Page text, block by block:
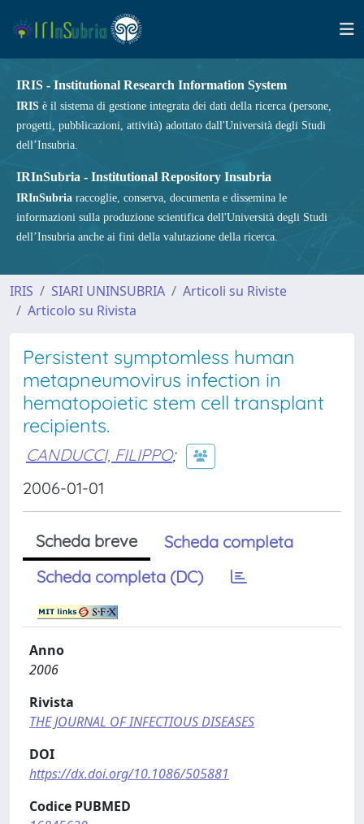
IRIS - Institutional Research Information System
IRIS è il sistema di gestione integrata dei dati della ricerca (persone,
progetti, pubblicazioni, attività) adottato dall'Università degli Studi
dell’Insubria.
IRInSubria - Institutional Repository Insubria
IRInSubria raccoglie, conserva, documenta e dissemina le
informazioni sulla produzione scientifica dell'Università degli Studi
dell’Insubria anche ai fini della valutazione della ricerca.
IRIS SIARI UNINSUBRIA
Articoli su Riviste
Articolo su Rivista
Persistent symptomless human
metapneumovirus infection in
hematopoietic stem cell transplant
recipients.
CANDUCCI, FILIPPO;
2006-01-01
Scheda breve
Scheda completa
Scheda completa (DC)
Anno
2006
Rivista
THE JOURNAL OF INFECTIOUS DISEASES
DOI
https://dx.doi.org/10.1086/505881
Codice PUBMED